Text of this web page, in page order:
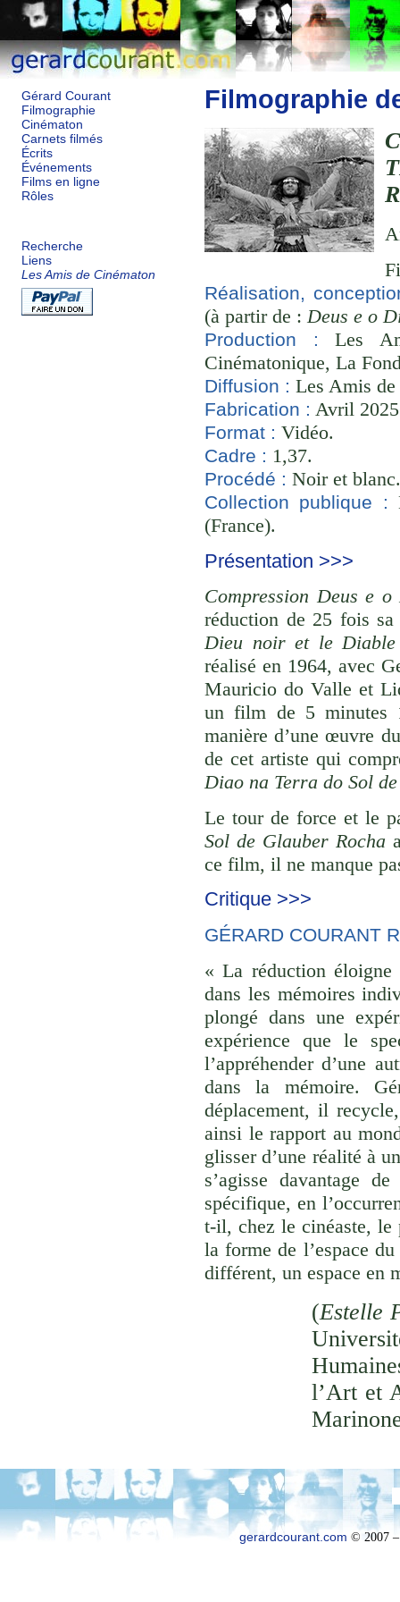
Gérard Courant
Filmographie
Cinématon
Carnets filmés
Écrits
Événements
Films en ligne
Rôles
Recherche
Liens
Les Amis de Cinématon
Filmographie
Réalisation,
(à partir de : Deus e o
Production :
Les
Cinématonique, La
Diffusion : Les Amis
Fabrication : Avril
Format : Vidéo.
Cadre : 1,37.
Procédé : Noir et
Collection publique :
(France).
Présentation >>>
Compression Deus e
réduction de 25 fois
Dieu noir et le Diable
réalisé en 1964, avec
Mauricio do Valle et
un film de 5 minutes
manière d’une œuvre
de cet artiste qui
Diao na Terra do Sol
Le tour de force et le
Sol de Glauber Rocha
ce film, il ne manque
Critique >>>
GÉRARD COURANT
« La réduction
dans les mémoires
plongé dans une
expérience que le
l’appréhender d’une
dans la mémoire.
déplacement, il
ainsi le rapport au
glisser d’une réalité à
s’agisse davantage
spécifique, en
t-il, chez le cinéaste, le
la forme de l’espace
différent, un espace en
(Estelle
l’Art et
gerardcourant.com © 2007